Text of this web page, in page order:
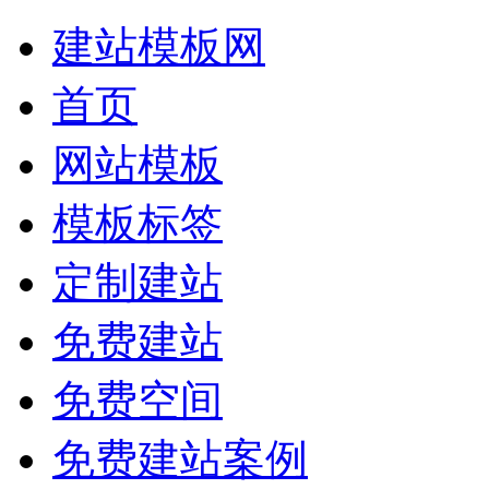
建站模板网
首页
网站模板
模板标签
定制建站
免费建站
免费空间
免费建站案例